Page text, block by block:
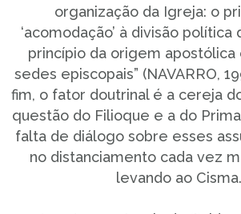
organização da Igreja: o
‘acomodação’ à divisão
princípio da origem apostólica
sedes episcopais” (NAVARRO,
fim, o fator doutrinal é a cereja
questão do Filioque e a do
falta de diálogo sobre esses
no distanciamento cada vez
levando ao Cisma.